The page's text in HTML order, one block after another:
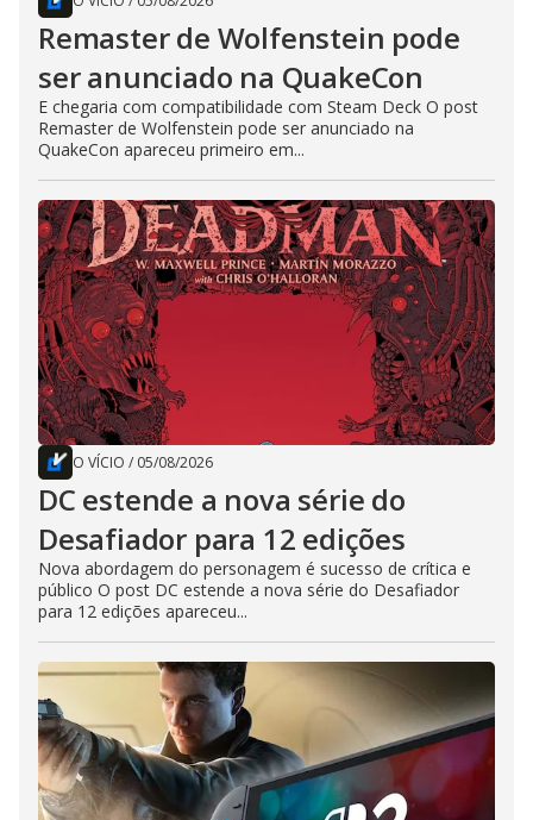
Remaster de Wolfenstein pode
ser anunciado na QuakeCon
E chegaria com compatibilidade com Steam Deck O post
Remaster de Wolfenstein pode ser anunciado na
QuakeCon apareceu primeiro em...
O VÍCIO / 05/08/2026
DC estende a nova série do
Desafiador para 12 edições
Nova abordagem do personagem é sucesso de crítica e
público O post DC estende a nova série do Desafiador
para 12 edições apareceu...